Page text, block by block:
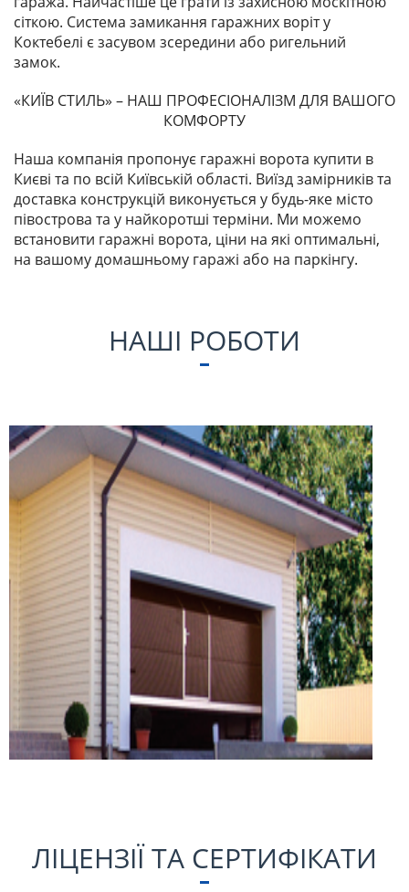
сіткою. Система замикання гаражних воріт у
Коктебелі є засувом зсередини або ригельний
замок.
«КИЇВ СТИЛЬ» – НАШ ПРОФЕСІОНАЛІЗМ ДЛЯ ВАШОГО
КОМФОРТУ
Наша компанія пропонує гаражні ворота купити в
Києві та по всій Київській області. Виїзд замірників та
доставка конструкцій виконується у будь-яке місто
півострова та у найкоротші терміни. Ми можемо
встановити гаражні ворота, ціни на які оптимальні,
на вашому домашньому гаражі або на паркінгу.
НАШІ РОБОТИ
ЛІЦЕНЗІЇ ТА СЕРТИФІКАТИ